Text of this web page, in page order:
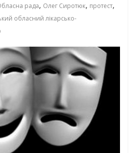
рада, Олег Сиротюк, протест,
обласний лікарсько-